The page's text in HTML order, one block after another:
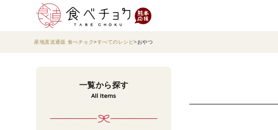
産地直送通販 食べチョク すべてのレシピ おやつ
一覧から探す